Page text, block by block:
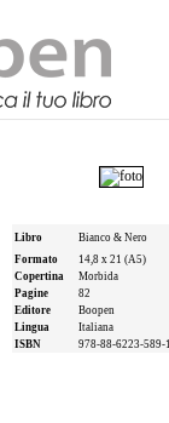
Libro
Bianco & Nero
Formato
14,8 x 21 (A5)
Copertina
Morbida
Pagine
82
Editore
Boopen
Lingua
Italiana
ISBN
978-88-6223-589-1